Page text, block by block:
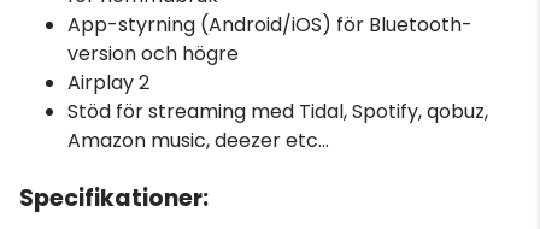
App-styrning (Android/iOS) för Bluetooth-
version och högre
Airplay 2
Stöd för streaming med Tidal, Spotify, qobuz,
Amazon music, deezer etc...
Specifikationer: